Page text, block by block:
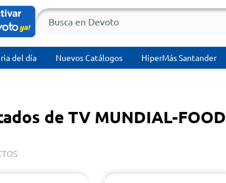
del día Nuevos Catálogos HiperMás Santander
de TV MUNDIAL-FOOD